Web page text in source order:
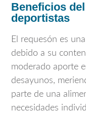
Beneficios
deportistas
El requesón es
debido a su
moderado aporte
desayunos,
parte de una
necesidades